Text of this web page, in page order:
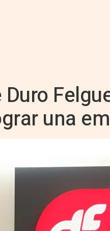
una